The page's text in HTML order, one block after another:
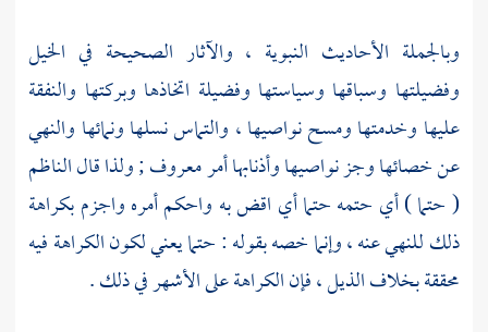
وبالجملة الأحاديث النبوية ، والآثار الصحيحة في الخيل
وفضيلتها وسباقها وسياستها وفضيلة اتخاذها وبركتها والنفقة
عليها وخدمتها ومسح نواصيها ، والتماس نسلها ونمائها والنهي
عن خصائها وجز نواصيها وأذنابها أمر معروف ; ولذا قالالناظم
( حتما ) أي حتمه حتما أي اقض به واحكم أمره واجزم بكراهة
ذلك للنهي عنه ، وإنما خصه بقوله : حتما يعني لكون الكراهة فيه
محققة بخلاف الذيل ، فإن الكراهة على الأشهر في ذلك .